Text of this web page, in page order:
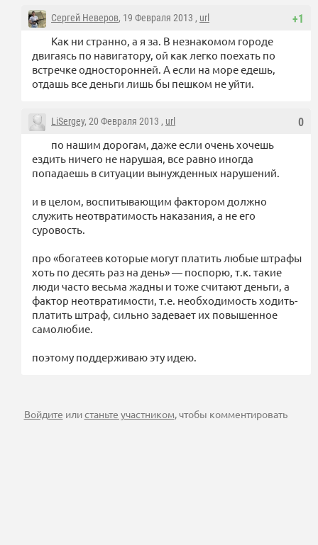
+1
Сергей Неверов, 19 Февраля 2013 , url
Как ни странно, а я за. В незнакомом городе
двигаясь по навигатору, ой как легко поехать по
встречке односторонней. А если на море едешь,
отдашь все деньги лишь бы пешком не уйти.
0
LiSergey, 20 Февраля 2013 , url
по нашим дорогам, даже если очень хочешь
ездить ничего не нарушая, все равно иногда
попадаешь в ситуации вынужденных нарушений.
и в целом, воспитывающим фактором должно
служить неотвратимость наказания, а не его
суровость.
про «богатеев которые могут платить любые штрафы
хоть по десять раз на день» — поспорю, т.к. такие
люди часто весьма жадны и тоже считают деньги, а
фактор неотвратимости, т.е. необходимость ходить-
платить штраф, сильно задевает их повышенное
самолюбие.
поэтому поддерживаю эту идею.
Войдите илистаньте участником, чтобы комментировать